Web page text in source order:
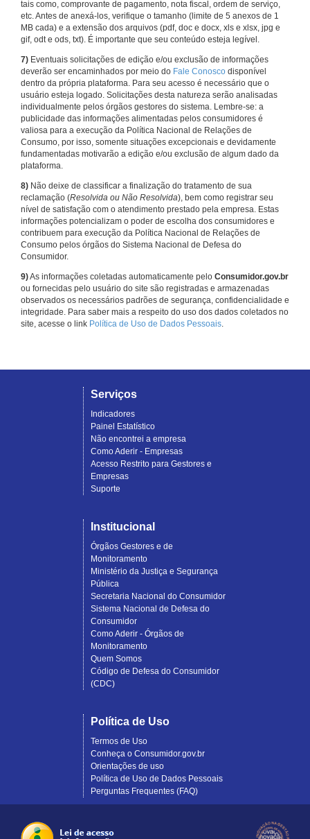
tais como, comprovante de pagamento, nota fiscal, ordem de serviço,
etc. Antes de anexá-los, verifique o tamanho (limite de 5 anexos de 1
MB cada) e a extensão dos arquivos (pdf, doc e docx, xls e xlsx, jpg e
gif, odt e ods, txt). É importante que seu conteúdo esteja legível.
7) Eventuais solicitações de edição e/ou exclusão de informações
deverão ser encaminhados por meio do Fale Conosco disponível
dentro da própria plataforma. Para seu acesso é necessário que o
usuário esteja logado. Solicitações desta natureza serão analisadas
individualmente pelos órgãos gestores do sistema. Lembre-se: a
publicidade das informações alimentadas pelos consumidores é
valiosa para a execução da Política Nacional de Relações de
Consumo, por isso, somente situações excepcionais e devidamente
fundamentadas motivarão a edição e/ou exclusão de algum dado da
plataforma.
8) Não deixe de classificar a finalização do tratamento de sua
reclamação (Resolvida ou Não Resolvida), bem como registrar seu
nível de satisfação com o atendimento prestado pela empresa. Estas
informações potencializam o poder de escolha dos consumidores e
contribuem para execução da Política Nacional de Relações de
Consumo pelos órgãos do Sistema Nacional de Defesa do
Consumidor.
9)As informações coletadas automaticamente pelo Consumidor.gov.br
ou fornecidas pelo usuário do site são registradas e armazenadas
observados os necessários padrões de segurança, confidencialidade e
integridade. Para saber mais a respeito do uso dos dados coletados no
site, acesse o link Política de Uso de Dados Pessoais.
Serviços
Indicadores
Painel Estatístico
Não encontrei a empresa
Como Aderir - Empresas
Acesso Restrito para Gestores e
Empresas
Suporte
Institucional
Órgãos Gestores e de
Monitoramento
Ministério da Justiça e Segurança
Pública
Secretaria Nacional do Consumidor
Sistema Nacional de Defesa do
Consumidor
Como Aderir - Órgãos de
Monitoramento
Quem Somos
Código de Defesa do Consumidor
(CDC)
Política de Uso
Termos de Uso
Conheça o Consumidor.gov.br
Orientações de uso
Política de Uso de Dados Pessoais
Perguntas Frequentes (FAQ)